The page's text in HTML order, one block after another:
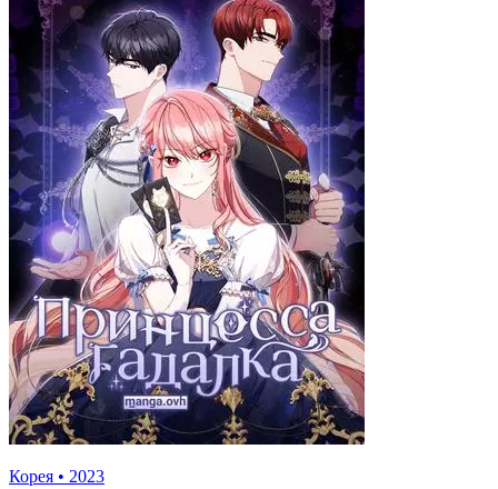
Корея • 2023